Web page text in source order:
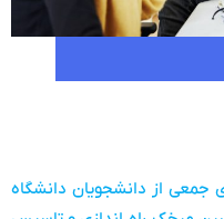
در سال ۱۳۹۱ با همکاری جمعی از دانشجویان دانشگاه